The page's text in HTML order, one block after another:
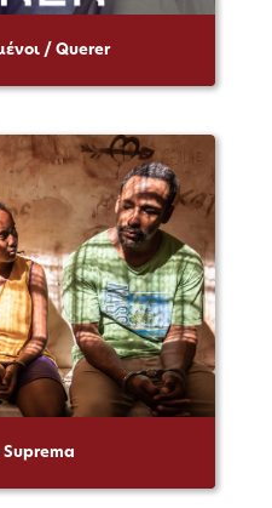
/ Querer
Suprema